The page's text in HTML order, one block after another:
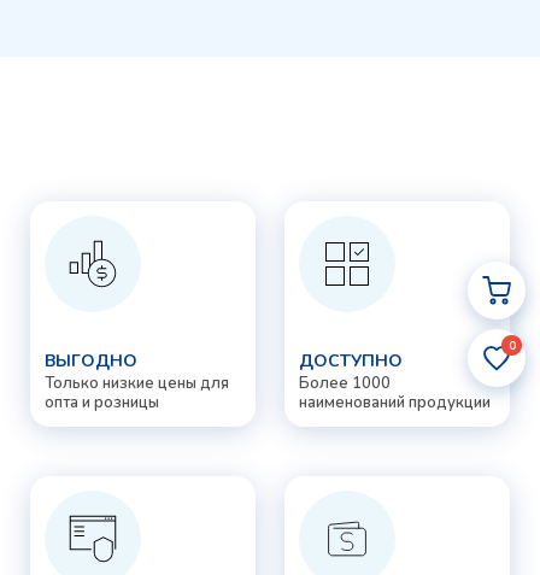
0
ВЫГОДНО
Только низкие цены для
опта и розницы
ДОСТУПНО
Более 1000
наименований продукции